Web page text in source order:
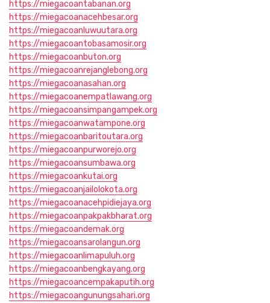
https://miegacoantabanan.org
https://miegacoanacehbesar.org
https://miegacoanluwuutara.org
https://miegacoantobasamosir.org
https://miegacoanbuton.org
https://miegacoanrejanglebong.org
https://miegacoanasahan.org
https://miegacoanempatlawang.org
https://miegacoansimpangampek.org
https://miegacoanwatampone.org
https://miegacoanbaritoutara.org
https://miegacoanpurworejo.org
https://miegacoansumbawa.org
https://miegacoankutai.org
https://miegacoanjailolokota.org
https://miegacoanacehpidiejaya.org
https://miegacoanpakpakbharat.org
https://miegacoandemak.org
https://miegacoansarolangun.org
https://miegacoanlimapuluh.org
https://miegacoanbengkayang.org
https://miegacoancempakaputih.org
https://miegacoangunungsahari.org